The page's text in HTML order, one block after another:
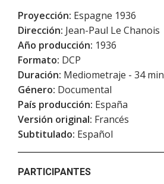
Proyección: Espagne 1936
Dirección: Jean-Paul Le Chanois
Año producción: 1936
Formato: DCP
Duración: Mediometraje - 34 min
Género: Documental
País producción: España
Versión original: Francés
Subtitulado: Español
PARTICIPANTES